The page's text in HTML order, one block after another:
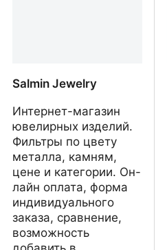
Salmin Jewelry
Интернет-магазин
ювелирных изделий.
Фильтры по цвету
металла, камням,
цене и категории. Он-
лайн оплата, форма
индивидуального
заказа, сравнение,
возможность